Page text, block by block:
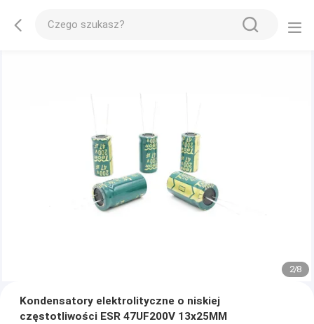
2/8
Kondensatory elektrolityczne o niskiej
częstotliwości ESR 47UF200V 13x25MM